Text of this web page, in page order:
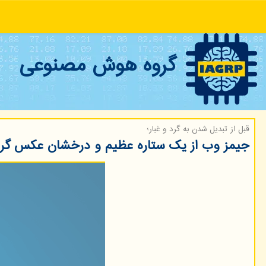
گروه هوش مصنوعی
قبل از تبدیل شدن به گرد و غبار؛
جیمز وب از یک ستاره عظیم و درخشان عکس